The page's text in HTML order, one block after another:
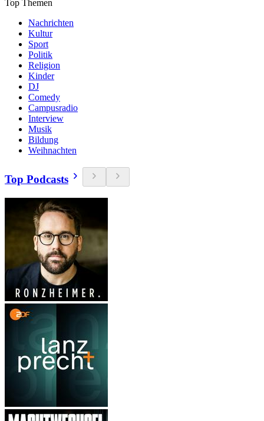
Top Themen
Nachrichten
Kultur
Sport
Politik
Religion
Kinder
DJ
Comedy
Campusradio
Interview
Musik
Bildung
Weihnachten
Top Podcasts